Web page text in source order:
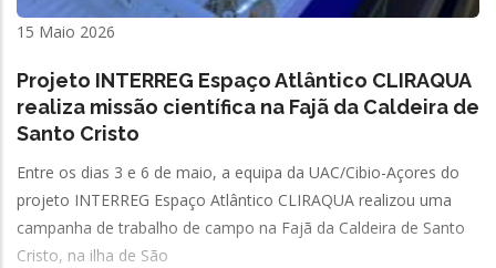
15 Maio 2026
Projeto INTERREG Espaço Atlântico CLIRAQUA
realiza missão científica na Fajã da Caldeira de
Santo Cristo
Entre os dias 3 e 6 de maio, a equipa da UAC/Cibio-Açores do
projeto INTERREG Espaço Atlântico CLIRAQUA realizou uma
campanha de trabalho de campo na Fajã da Caldeira de Santo
Cristo, na ilha de São